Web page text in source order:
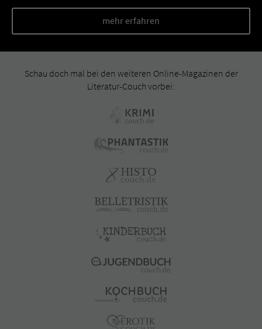
mehr erfahren
Schau doch mal bei den weiteren Online-Magazinen der
Literatur-Couch vorbei: